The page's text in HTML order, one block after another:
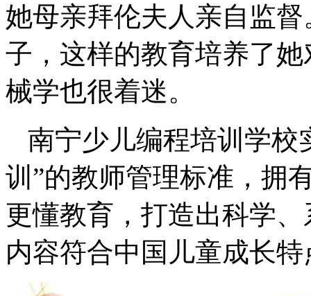
她母亲拜伦夫人亲自监
子，这样的教育培养了
械学也很着迷。
南宁少儿编程培训学校
训”的教师管理标准，拥
更懂教育，打造出科学
内容符合中国儿童成长